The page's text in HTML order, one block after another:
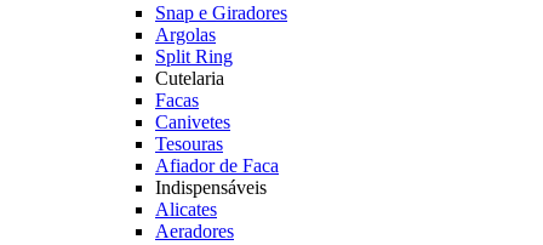
Snap e Giradores
Argolas
Split Ring
Cutelaria
Facas
Canivetes
Tesouras
Afiador de Faca
Indispensáveis
Alicates
Aeradores